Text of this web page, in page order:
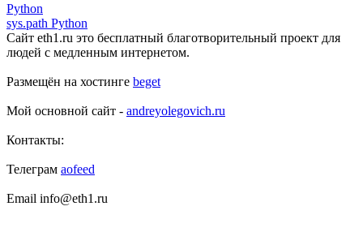
Python
sys.path Python
Сайт eth1.ru это бесплатный благотворительный проект для
людей с медленным интернетом.
Размещён на хостинге beget
Мой основной сайт - andreyolegovich.ru
Контакты:
Телеграм aofeed
Email info@eth1.ru